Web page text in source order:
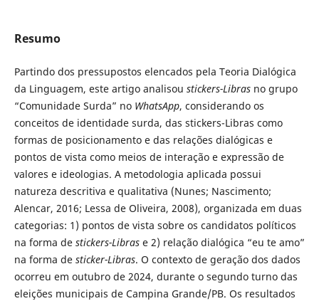
Resumo
Partindo dos pressupostos elencados pela Teoria Dialógica
da Linguagem, este artigo analisou stickers-Librasno grupo
“Comunidade Surda” no WhatsApp, considerando os
conceitos de identidade surda, das stickers-Libras como
formas de posicionamento e das relações dialógicas e
pontos de vista como meios de interação e expressão de
valores e ideologias. A metodologia aplicada possui
natureza descritiva e qualitativa (Nunes; Nascimento;
Alencar, 2016; Lessa de Oliveira, 2008), organizada em duas
categorias: 1) pontos de vista sobre os candidatos políticos
na forma de stickers-Libras e 2) relação dialógica “eu te amo”
na forma de sticker-Libras. O contexto de geração dos dados
ocorreu em outubro de 2024, durante o segundo turno das
eleições municipais de Campina Grande/PB. Os resultados